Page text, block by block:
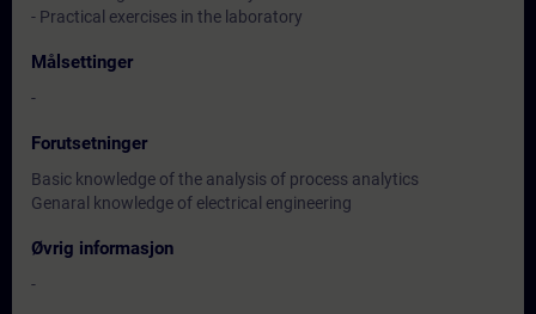
- Practical exercises in the laboratory
Målsettinger
-
Forutsetninger
Basic knowledge of the analysis of process analytics
Genaral knowledge of electrical engineering
Øvrig informasjon
-